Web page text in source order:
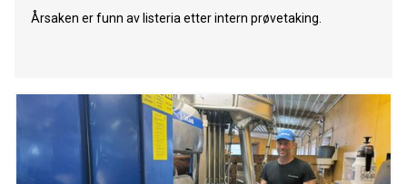
Årsaken er funn av listeria etter intern prøvetaking.